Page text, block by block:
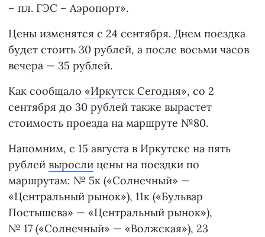
– пл. ГЭС – Аэропорт».
Цены изменятся с 24 сентября. Днем поездка
будет стоить 30 рублей, а после восьми часов
вечера — 35 рублей.
Как сообщало «Иркутск Сегодня», со 2
сентября до 30 рублей также вырастет
стоимость проезда на маршруте №80.
Напомним, с 15 августа в Иркутске на пять
рублей выросли цены на поездки по
маршрутам: № 5к («Солнечный» —
«Центральный рынок»), 11к («Бульвар
Постышева» — «Центральный рынок»),
№ 17 («Солнечный» — «Волжская»), 23